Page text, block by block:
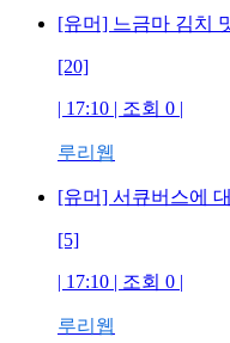
[유머] 느금마 김치
[20]
| 17:10 | 조회 0 |
루리웹
[유머] 서큐버스에
[5]
| 17:10 | 조회 0 |
루리웹